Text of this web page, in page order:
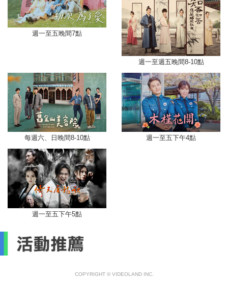
週一至五晚間7點
週一至週五晚間8-10點
每週六、日晚間8-10點 週一至五下午4點
週一至五下午5點
COPYRIGHT © VIDEOLAND INC.